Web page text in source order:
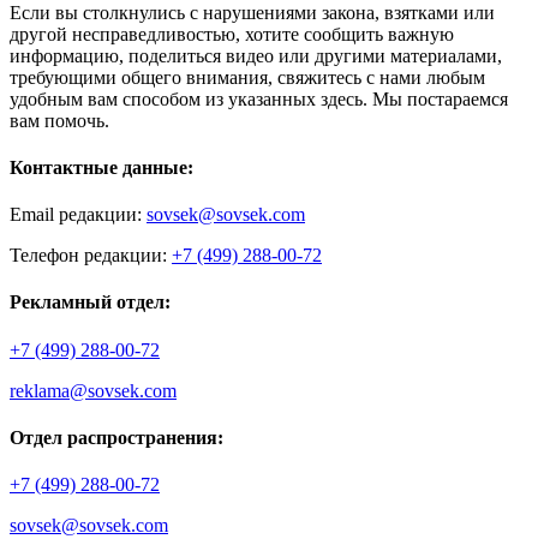
Если вы столкнулись с нарушениями закона, взятками или
другой несправедливостью, хотите сообщить важную
информацию, поделиться видео или другими материалами,
требующими общего внимания, свяжитесь с нами любым
удобным вам способом из указанных здесь. Мы постараемся
вам помочь.
Контактные данные:
Email редакции: sovsek@sovsek.com
Телефон редакции: +7 (499) 288-00-72
Рекламный отдел:
+7 (499) 288-00-72
reklama@sovsek.com
Отдел распространения:
+7 (499) 288-00-72
sovsek@sovsek.com